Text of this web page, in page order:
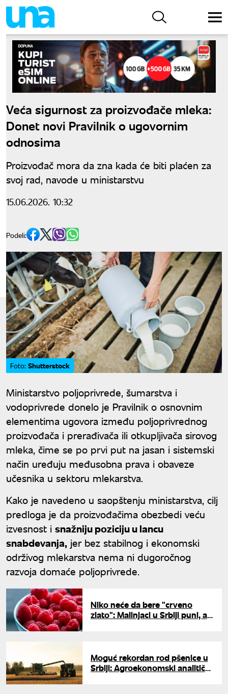
Veća sigurnost za proizvođače mleka:
Donet novi Pravilnik o ugovornim
odnosima
Proizvođač mora da zna kada će biti plaćen za
svoj rad, navode u ministarstvu
15.06.2026. 10:32
Podeli:
Foto: Shutterstock
Ministarstvo poljoprivrede, šumarstva i
vodoprivrede donelo je Pravilnik o osnovnim
elementima ugovora između poljoprivrednog
proizvođača i prerađivača ili otkupljivača sirovog
mleka, čime se po prvi put na jasan i sistemski
način uređuju međusobna prava i obaveze
učesnika u sektoru mlekarstva.
Kako je navedeno u saopštenju ministarstva, cilj
predloga je da proizvođačima obezbedi veću
izvesnost i snažniju poziciju u lancu
snabdevanja, jer bez stabilnog i ekonomski
održivog mlekarstva nema ni dugoročnog
razvoja domaće poljoprivrede.
Niko neće da bere "crveno
zlato": Malinjaci u Srbiji puni, a
Moguć rekordan rod pšenice u
Srbiji: Agroekonomski analitičar